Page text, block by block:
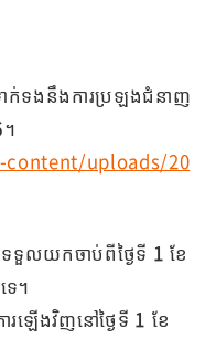
ក់ទងនឹងការប្រឡងជំនាញ
។
uploads/20
ទទួលយកចាប់ពីថ្ងៃទី 1 ខែ
េ។
រឡើងវិញនៅថ្ងៃទី 1 ខែ